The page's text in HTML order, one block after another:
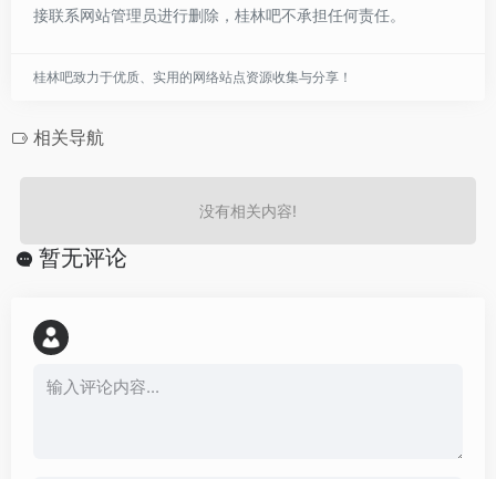
接联系网站管理员进行删除，桂林吧不承担任何责任。
桂林吧致力于优质、实用的网络站点资源收集与分享！
相关导航
没有相关内容!
暂无评论